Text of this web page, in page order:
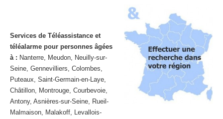
Services de Téléassistance et
téléalarme pour personnes âgées
à : Nanterre, Meudon, Neuilly-sur-
Seine, Gennevilliers, Colombes,
Puteaux, Saint-Germain-en-Laye,
Châtillon, Montrouge, Courbevoie,
Antony, Asnières-sur-Seine, Rueil-
Malmaison, Malakoff, Levallois-